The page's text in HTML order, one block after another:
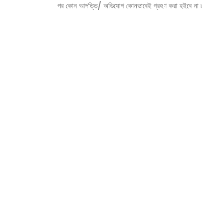
পর কোন আপত্তি/ অভিযোগ কোনভাবেই গ্রহণ করা হইবে না ৷